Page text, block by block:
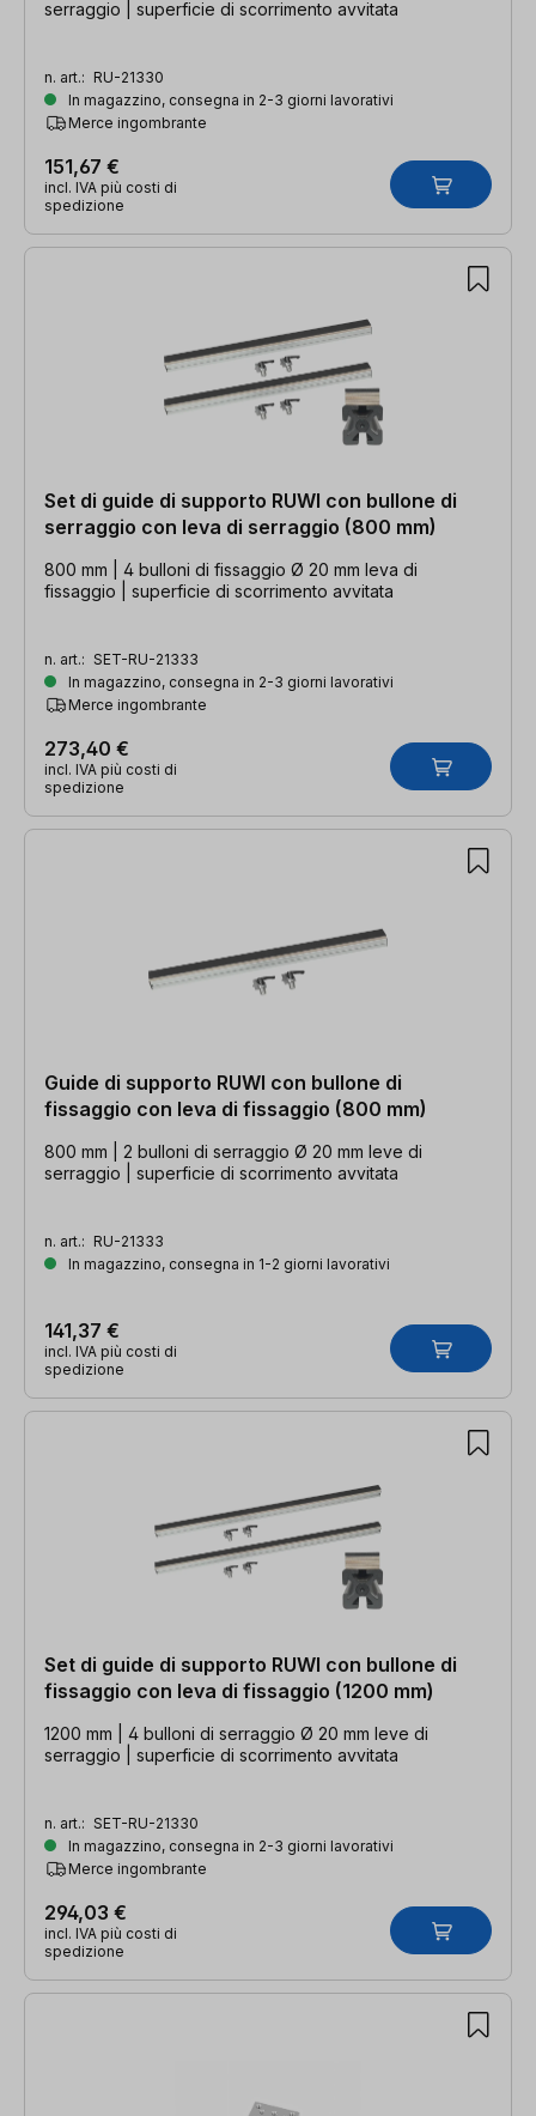
serraggio | superficie di scorrimento avvitata
n. art.: RU-21330
In magazzino, consegna in 2-3 giorni lavorativi
Merce ingombrante
151,67 €
incl. IVA più costi di
spedizione
Set di guide di supporto RUWI con bullone di
serraggio con leva di serraggio (800 mm)
800 mm | 4 bulloni di fissaggio Ø 20 mm leva di
fissaggio | superficie di scorrimento avvitata
n. art.: SET-RU-21333
In magazzino, consegna in 2-3 giorni lavorativi
Merce ingombrante
273,40 €
incl. IVA più costi di
spedizione
Guide di supporto RUWI con bullone di
fissaggio con leva di fissaggio (800 mm)
800 mm | 2 bulloni di serraggio Ø 20 mm leve di
serraggio | superficie di scorrimento avvitata
n. art.: RU-21333
In magazzino, consegna in 1-2 giorni lavorativi
141,37 €
incl. IVA più costi di
spedizione
Set di guide di supporto RUWI con bullone di
fissaggio con leva di fissaggio (1200 mm)
1200 mm | 4 bulloni di serraggio Ø 20 mm leve di
serraggio | superficie di scorrimento avvitata
n. art.: SET-RU-21330
In magazzino, consegna in 2-3 giorni lavorativi
Merce ingombrante
294,03 €
incl. IVA più costi di
spedizione